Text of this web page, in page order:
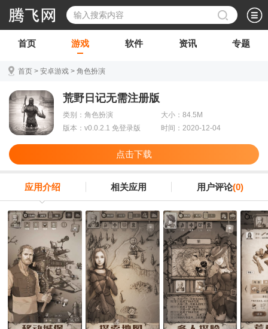
首页 游戏 软件 资讯 专题
首页 > 安卓游戏 > 角色扮演
荒野日记无需注册版
类别：角色扮演
大小：84.5M
版本：v0.0.2.1 免登录版
时间：2020-12-04
点击下载
应用介绍 相关应用 用户评论(0)